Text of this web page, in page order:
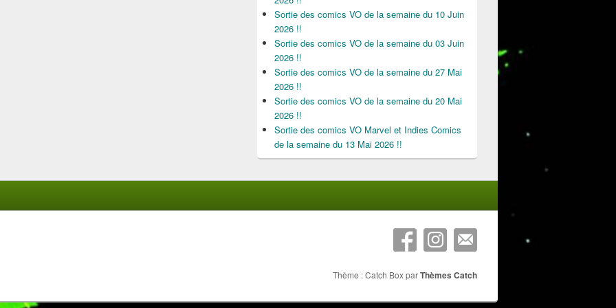
Sortie des comics VO de la semaine du 10 Juin
2026 !!
Sortie des comics VO de la semaine du 03 Juin
2026 !!
Sortie des comics VO de la semaine du 27 Mai
2026 !!
Sortie des comics VO de la semaine du 20 Mai
2026 !!
Sortie des comics VO Marvel et Indies Comics
de la semaine du 13 Mai 2026 !!
Thème : Catch Box parThèmes Catch